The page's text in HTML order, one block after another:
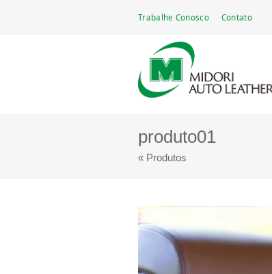
main
Trabalhe Conosco Contato
Midori Auto Leather Brasil Ltda.
produto01
« Produtos